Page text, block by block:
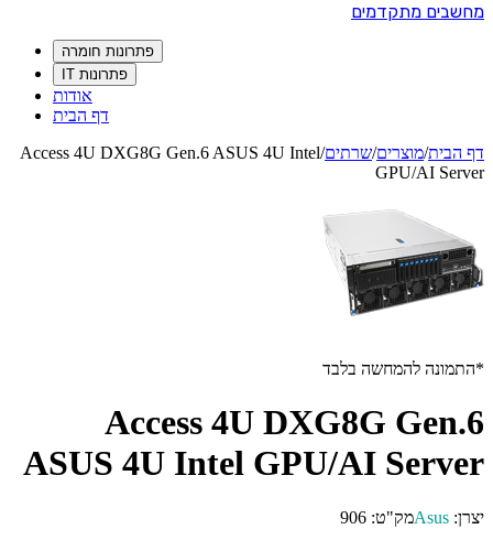
מחשבים מתקדמים
פתרונות חומרה
פתרונות IT
אודות
דף הבית
דף הבית/מוצרים/שרתים/
Access 4U DXG8G Gen.6 ASUS 4U Intel
GPU/AI Server
*התמונה להמחשה בלבד
Access 4U DXG8G Gen.6
ASUS 4U Intel GPU/AI Server
יצרן: Asusמק"ט: 906